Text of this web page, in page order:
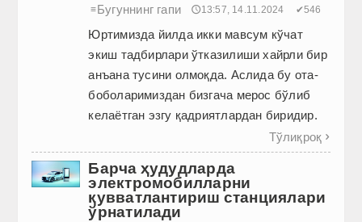
≡Бугуннинг гапи 🕔13:57, 14.11.2024 ✔546
Юртимизда йилда икки мавсум кўчат
экиш тадбирлари ўтказилиши хайрли бир
анъана тусини олмоқда. Аслида бу ота-
боболаримиздан бизгача мерос бўлиб
келаётган эзгу қадриятлардан биридир.
Тўлиқроқ 
Барча ҳудудларда
электромобилларни
қувватлантириш станциялари
ўрнатилади